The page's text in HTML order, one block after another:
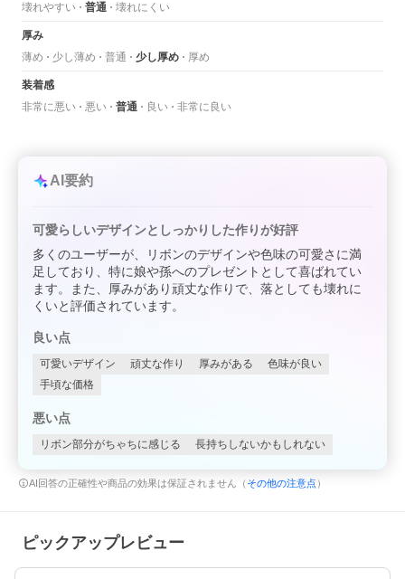
壊れやすい
普通 壊れにくい
厚み
薄め
少し薄め 普通 少し厚め 厚め
装着感
非常に悪い
悪い 普通 良い 非常に良い
AI要約
可愛らしいデザインとしっかりした作りが好評
多くのユーザーが、リボンのデザインや色味の可愛さに満
足しており、特に娘や孫へのプレゼントとして喜ばれてい
ます。また、厚みがあり頑丈な作りで、落としても壊れに
くいと評価されています。
良い点
可愛いデザイン 頑丈な作り 厚みがある
色味が良い
手頃な価格
悪い点
リボン部分がちゃちに感じる 長持ちしないかもしれない
AI回答の正確性や商品の効果は保証されません（ その他の注意点 ）
ピックアップレビュー